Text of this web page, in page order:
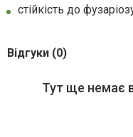
стійкість до
Відгуки (0)
Тут ще немає